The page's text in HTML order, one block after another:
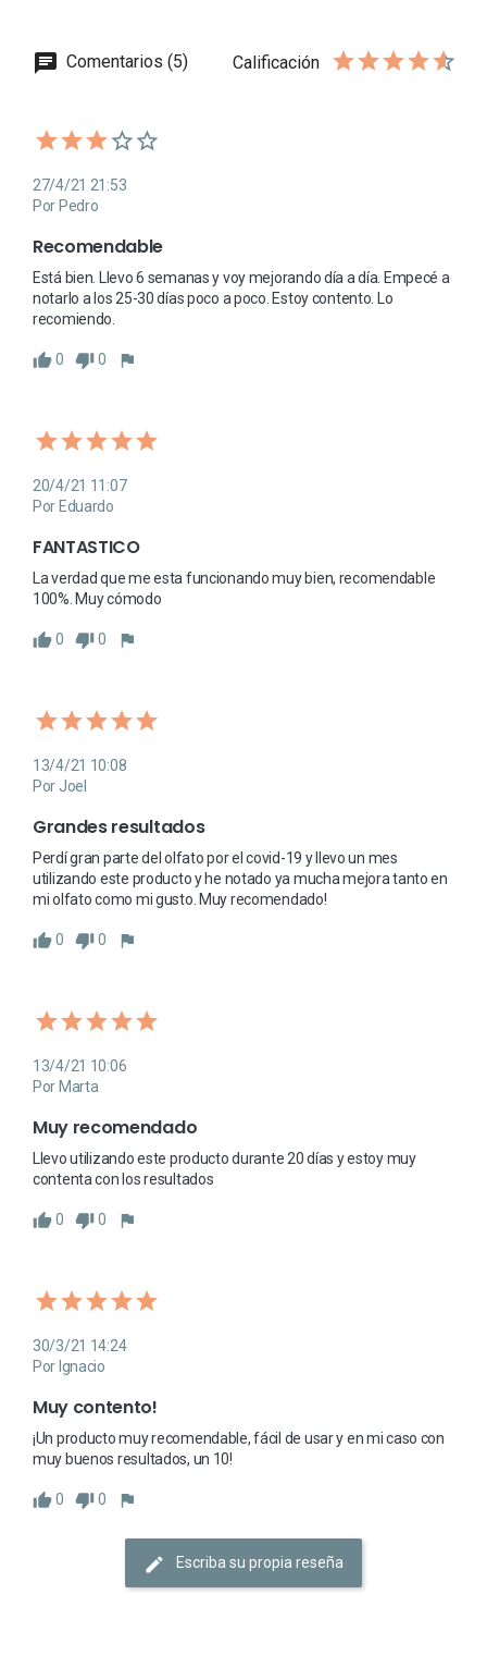
Comentarios (5) Calificación
27/4/21 21:53
Por Pedro
Recomendable
Está bien. Llevo 6 semanas y voy mejorando día a día. Empecé a
notarlo a los 25-30 días poco a poco. Estoy contento. Lo
recomiendo.
0 0
20/4/21 11:07
Por Eduardo
FANTASTICO
La verdad que me esta funcionando muy bien, recomendable
100%. Muy cómodo
0 0
13/4/21 10:08
Por Joel
Grandes resultados
Perdí gran parte del olfato por el covid-19 y llevo un mes
utilizando este producto y he notado ya mucha mejora tanto en
mi olfato como mi gusto. Muy recomendado!
0 0
13/4/21 10:06
Por Marta
Muy recomendado
Llevo utilizando este producto durante 20 días y estoy muy
contenta con los resultados
0 0
30/3/21 14:24
Por Ignacio
Muy contento!
¡Un producto muy recomendable, fácil de usar y en mi caso con
muy buenos resultados, un 10!
0 0
Escriba su propia reseña